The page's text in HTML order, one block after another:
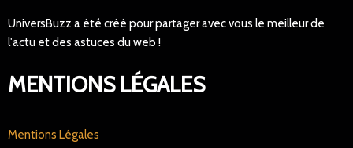
UniversBuzz a été créé pour partager avec vous le meilleur de
l'actu et des astuces du web !
MENTIONS LÉGALES
Mentions Légales